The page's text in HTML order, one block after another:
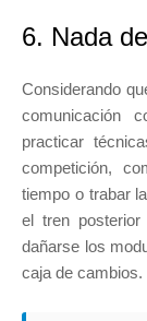
6. Nada
Considerando
comunicación
practicar
competición,
tiempo o trabar
el tren
dañarse los
caja de cambios.